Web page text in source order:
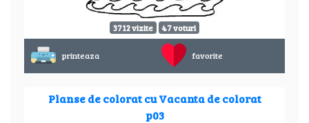
3712 vizite 47 voturi
printeaza favorite
Planse de colorat cu Vacanta de colorat
p03